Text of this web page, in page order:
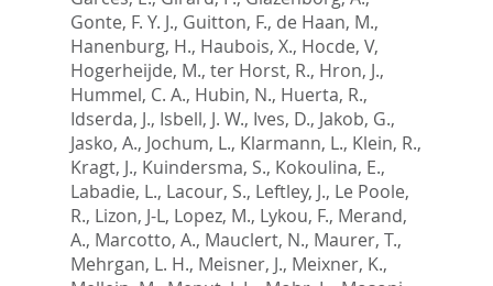
Gonte, F. Y. J., Guitton, F., de Haan, M.,
Hanenburg, H., Haubois, X., Hocde, V,
Hogerheijde, M., ter Horst, R., Hron, J.,
Hummel, C. A., Hubin, N., Huerta, R.,
Idserda, J., Isbell, J. W., Ives, D., Jakob, G.,
Jasko, A., Jochum, L., Klarmann, L., Klein, R.,
Kragt, J., Kuindersma, S., Kokoulina, E.,
Labadie, L., Lacour, S., Leftley, J., Le Poole,
R., Lizon, J-L, Lopez, M., Lykou, F., Merand,
A., Marcotto, A., Mauclert, N., Maurer, T.,
Mehrgan, L. H., Meisner, J., Meixner, K.,